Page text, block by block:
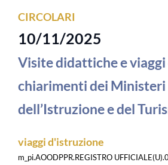
CIRCOLARI
10/11/2025
Visite didattiche e
chiarimenti dei Ministeri
dell’Istruzione e del
viaggi d'istruzione
m_pi.AOODPPR.REGISTRO